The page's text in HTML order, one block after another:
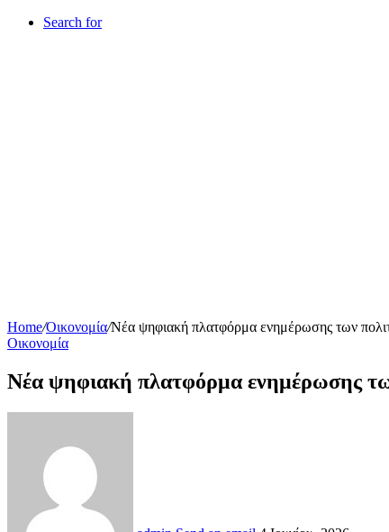
Search for
Home/Οικονομία/Νέα ψηφιακή πλατφόρμα ενημέρωσης των
Οικονομία
Νέα ψηφιακή πλατφόρμα ενημέρωσης